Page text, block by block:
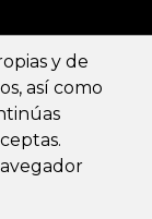
de cookies
y de
así como